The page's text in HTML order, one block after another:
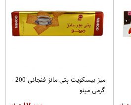
میز بیسکویت پتی مانژ فنجانی 200
گرمی مینو